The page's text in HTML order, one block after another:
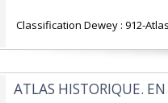
Classification Dewey : 912-
‎ATLAS HISTORIQUE.